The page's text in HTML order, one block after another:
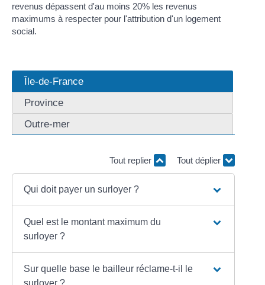
revenus dépassent d'au moins 20% les revenus
maximums à respecter pour l'attribution d'un logement
social.
Île-de-France
Province
Outre-mer
Tout replier Tout déplier
Qui doit payer un surloyer ?
Quel est le montant maximum du
surloyer ?
Sur quelle base le bailleur réclame-t-il le
surloyer ?